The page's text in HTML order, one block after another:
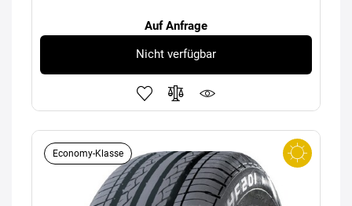
Auf Anfrage
Nicht verfügbar
Economy-Klasse